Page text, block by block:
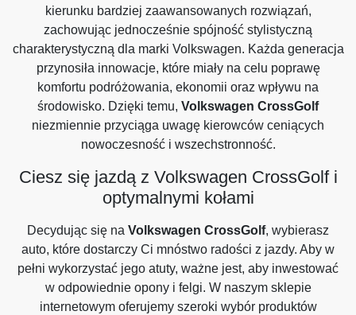
kierunku bardziej zaawansowanych rozwiązań,
zachowując jednocześnie spójność stylistyczną
charakterystyczną dla marki Volkswagen. Każda generacja
przynosiła innowacje, które miały na celu poprawę
komfortu podróżowania, ekonomii oraz wpływu na
środowisko. Dzięki temu, Volkswagen CrossGolf
niezmiennie przyciąga uwagę kierowców ceniących
nowoczesność i wszechstronność.
Ciesz się jazdą z Volkswagen CrossGolf i
optymalnymi kołami
Decydując się na Volkswagen CrossGolf, wybierasz
auto, które dostarczy Ci mnóstwo radości z jazdy. Aby w
pełni wykorzystać jego atuty, ważne jest, aby inwestować
w odpowiednie opony i felgi. W naszym sklepie
internetowym oferujemy szeroki wybór produktów